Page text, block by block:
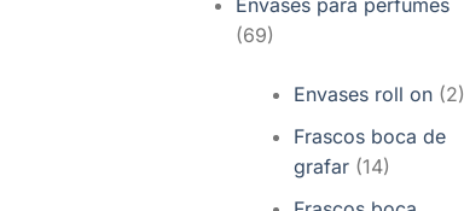
Envases para perfumes
(69)
Envases roll on (2)
Frascos boca de
grafar (14)